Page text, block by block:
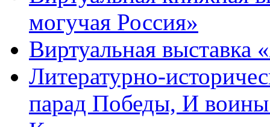
могучая Россия»
Виртуальная
Литературно-
парад Победы, И